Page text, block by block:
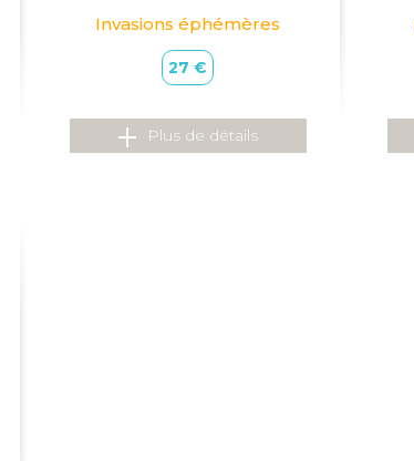
Invasions éphémères
27 €
Plus de détails